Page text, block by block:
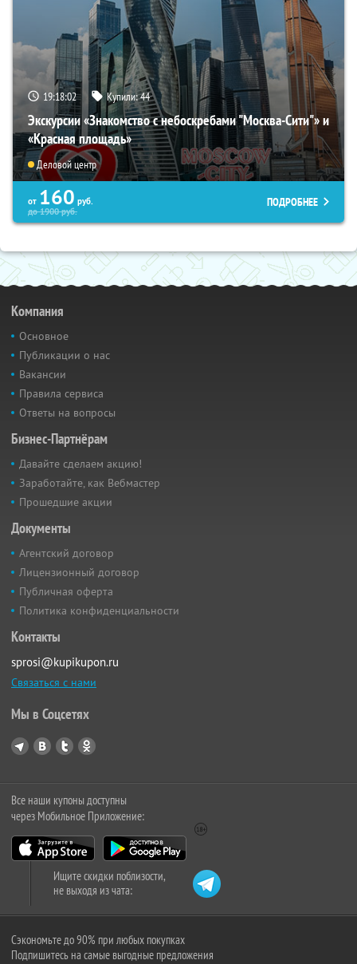
19:18:01 Купили:44
Экскурсии «Знакомство с небоскребами "Москва-Сити"» и
«Красная площадь»
Деловой центр
от 160 руб.
до1900руб.
ПОДРОБНЕЕ
Компания
Основное
Публикации о нас
Вакансии
Правила сервиса
Ответы на вопросы
Бизнес-Партнёрам
Давайте сделаем акцию!
Заработайте, как Вебмастер
Прошедшие акции
Документы
Агентский договор
Лицензионный договор
Публичная оферта
Политика конфиденциальности
Контакты
sprosi@kupikupon.ru
Связаться с нами
Мы в Соцсетях
Все наши купоны доступны
через Мобильное Приложение:
Ищите скидки поблизости,
не выходя из чата:
Сэкономьте до 90% при любых покупках
Подпишитесь на самые выгодные предложения